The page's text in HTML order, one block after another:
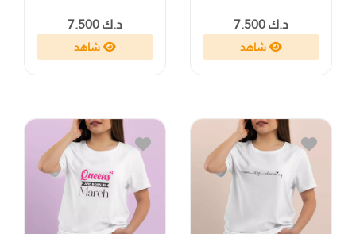
د.ك 7.500
شاهد
د.ك 7.500
شاهد